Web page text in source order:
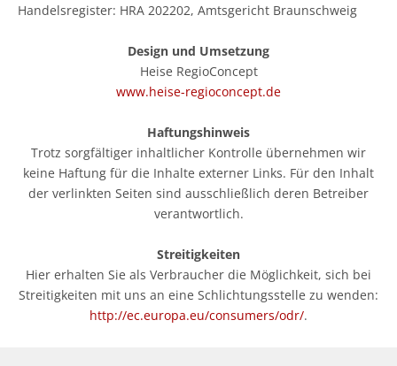
Handelsregister: HRA 202202, Amtsgericht Braunschweig
Design und Umsetzung
Heise RegioConcept
www.heise-regioconcept.de
Haftungshinweis
Trotz sorgfältiger inhaltlicher Kontrolle übernehmen wir
keine Haftung für die Inhalte externer Links. Für den Inhalt
der verlinkten Seiten sind ausschließlich deren Betreiber
verantwortlich.
Streitigkeiten
Hier erhalten Sie als Verbraucher die Möglichkeit, sich bei
Streitigkeiten mit uns an eine Schlichtungsstelle zu wenden:
http://ec.europa.eu/consumers/odr/.